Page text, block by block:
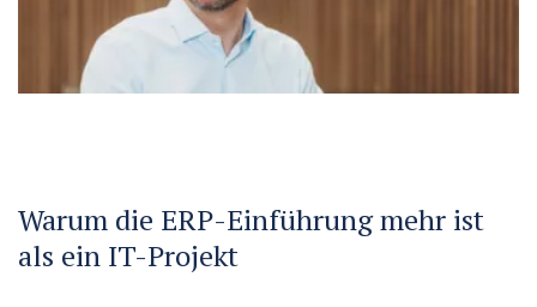
Warum die ERP-Einführung mehr ist
als ein IT-Projekt